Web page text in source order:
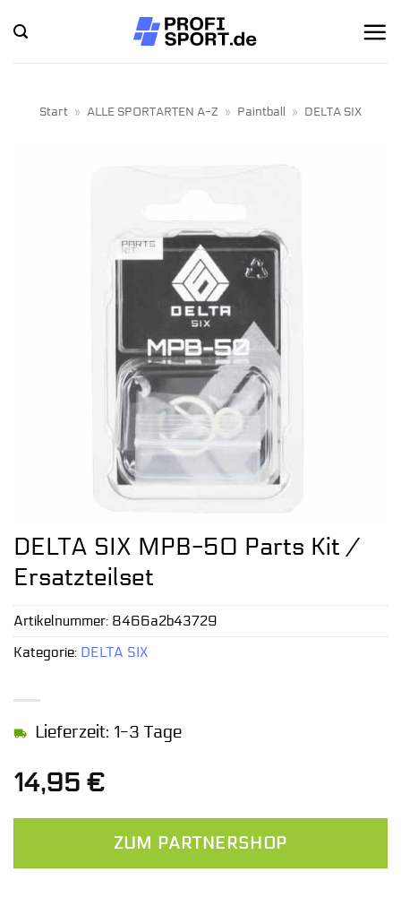
Inhalt
springen
Start » ALLE SPORTARTEN A-Z » Paintball » DELTA SIX
DELTA SIX MPB-50 Parts Kit /
Ersatzteilset
14,95 €
Lieferzeit: 1-3 Tage
ZUM PARTNERSHOP
Artikelnummer: 8466a2b43729
Kategorie: DELTA SIX